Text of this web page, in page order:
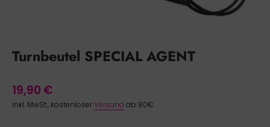
Turnbeutel SPECIAL AGENT
19,90 €
inkl. MwSt., kostenloserVersand ab 80€